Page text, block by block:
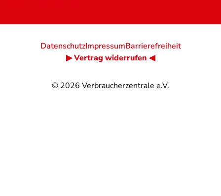
© 2026 Verbraucherzentrale e.V.
DatenschutzImpressumBarrierefreiheit
▶ Vertrag widerrufen ◀